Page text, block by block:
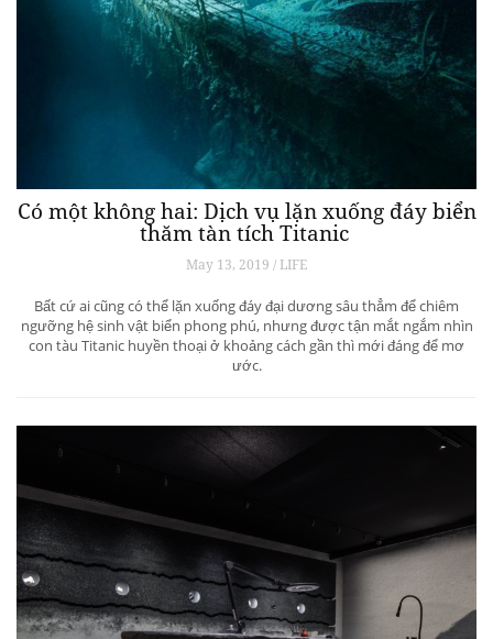
Có một không hai: Dịch vụ lặn xuống đáy biển
thăm tàn tích Titanic
May 13, 2019 / LIFE
Bất cứ ai cũng có thể lặn xuống đáy đại dương sâu thẳm để chiêm
ngưỡng hệ sinh vật biển phong phú, nhưng được tận mắt ngắm nhìn
con tàu Titanic huyền thoại ở khoảng cách gần thì mới đáng để mơ
ước.